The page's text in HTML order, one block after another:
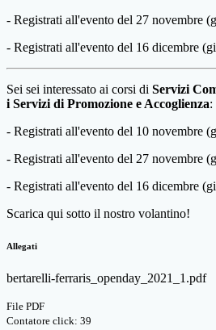
- Registrati all'evento del 27 novembre
- Registrati all'evento del 16 dicembre
Sei sei interessato ai corsi di Servizi
i Servizi di Promozione e Accoglienza:
- Registrati all'evento del 10 novembre
- Registrati all'evento del 27 novembre
- Registrati all'evento del 16 dicembre
Scarica qui sotto il nostro volantino!
Allegati
bertarelli-ferraris_openday_2021_1.pdf
File PDF
Contatore click: 39